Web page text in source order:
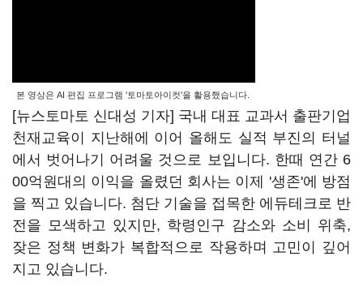
본 영상은 AI 편집 프로그램 '토마토아이컷'을 활용했습니다.
[뉴스토마토 신대성 기자] 국내 대표 교과서 출판기업
천재교육이 지난해에 이어 올해도 실적 부진의 터널
에서 벗어나기 어려울 것으로 보입니다. 한때 연간 6
00억원대의 이익을 올렸던 회사는 이제 '생존'에 방점
을 찍고 있습니다. 첨단 기술을 접목한 에듀테크로 반
전을 모색하고 있지만, 학령인구 감소와 소비 위축,
잦은 정책 변화가 복합적으로 작용하며 고민이 깊어
지고 있습니다.